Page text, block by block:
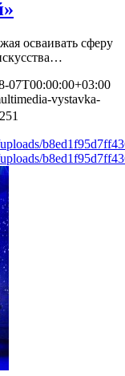
осваивать сферу
07T00:00:00+03:00
vystavka-
251